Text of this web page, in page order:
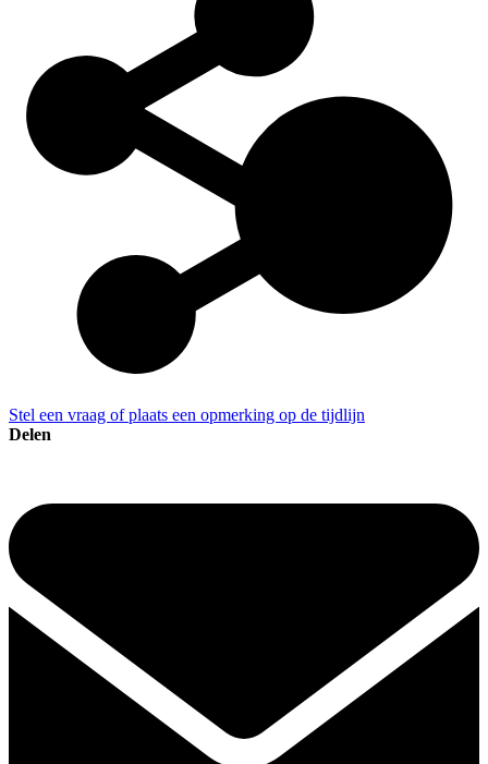
Stel een vraag of plaats een opmerking op de tijdlijn
Delen